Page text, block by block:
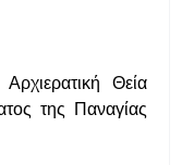
Θεία
της Παναγίας